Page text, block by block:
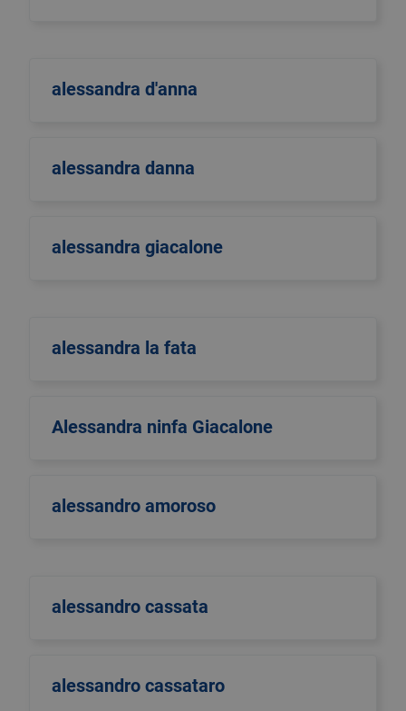
alessandra d'anna
alessandra danna
alessandra giacalone
alessandra la fata
Alessandra ninfa Giacalone
alessandro amoroso
alessandro cassata
alessandro cassataro